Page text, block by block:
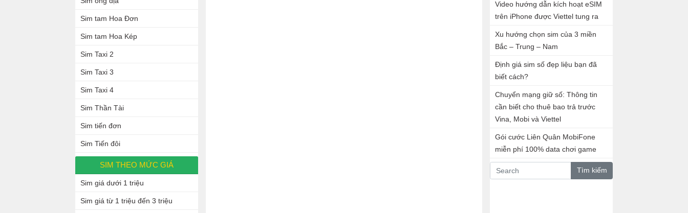
Sim tam Hoa Đơn
Sim tam Hoa Kép
Sim Taxi 2
Sim Taxi 3
Sim Taxi 4
Sim Thần Tài
Sim tiến đơn
Sim Tiến đôi
SIM THEO MỨC GIÁ
Sim giá dưới 1 triệu
Sim giá từ 1 triệu đến 3 triệu
Video hướng dẫn kích hoạt eSIM
trên iPhone được Viettel tung ra
Xu hướng chọn sim của 3 miền
Bắc – Trung – Nam
Định giá sim số đẹp liệu bạn đã
biết cách?
Chuyển mạng giữ số: Thông tin
cần biết cho thuê bao trả trước
Vina, Mobi và Viettel
Gói cước Liên Quân MobiFone
miễn phí 100% data chơi game
Tìm kiếm